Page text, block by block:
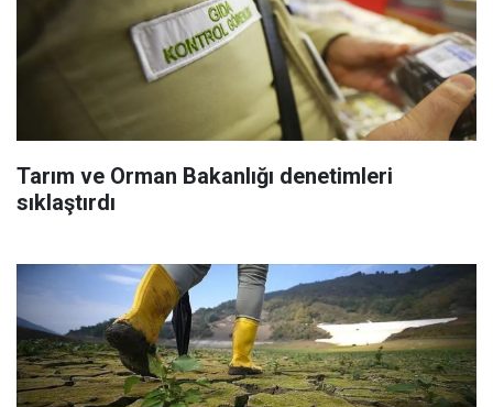
Tarım ve Orman Bakanlığı denetimleri
sıklaştırdı